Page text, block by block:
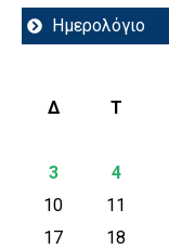
Ημερολόγιο
Δ Τ
3
4
10
11
17
18